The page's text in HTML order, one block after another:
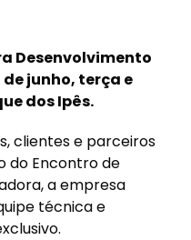
Desenvolvimento
junho, terça e
dos Ipês.
clientes e parceiros
do Encontro de
a empresa
técnica e